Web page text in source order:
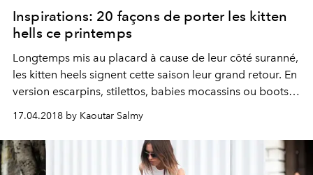
Inspirations: 20 façons de porter les kitten
hells ce printemps
Longtemps mis au placard à cause de leur côté suranné,
les kitten heels signent cette saison leur grand retour. En
version escarpins, stilettos, babies mocassins ou boots,
ces chaussures à talons mi-hauts s’imposent. Pièces
iconiques de l’allure d’Audrey Hepburn, voici 20 façons
de les porter.
17.04.2018 by Kaoutar Salmy